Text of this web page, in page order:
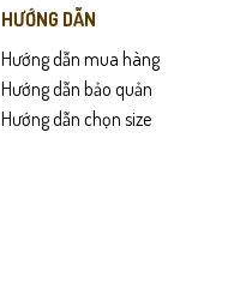
HƯỚNG DẪN
Hướng dẫn mua hàng
Hướng dẫn bảo quản
Hướng dẫn chọn size